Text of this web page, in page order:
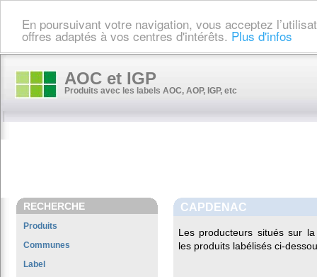
En poursuivant votre navigation, vous acceptez
offres adaptés à vos centres d'intérêts. Plus d'infos
AOC et IGP
Produits avec les labels AOC, AOP, IGP, etc
RECHERCHE
Produits
Communes
Label
CAPDENAC
Les producteurs situés sur
les produits labélisés ci-